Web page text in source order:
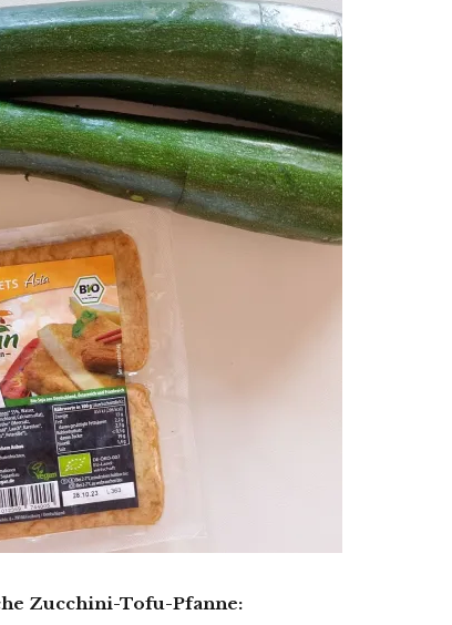
Zucchini-Tofu-Pfanne: